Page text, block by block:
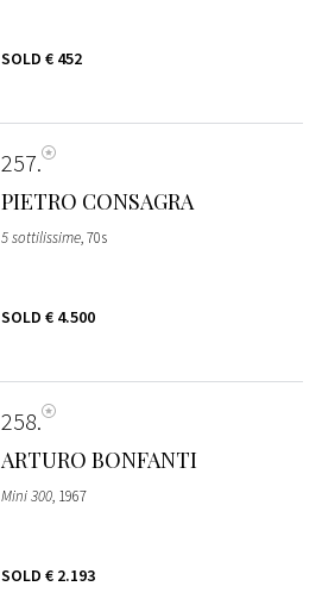
SOLD € 452
257
PIETRO CONSAGRA
5 sottilissime, 70s
SOLD € 4.500
258
ARTURO BONFANTI
Mini 300, 1967
SOLD € 2.193